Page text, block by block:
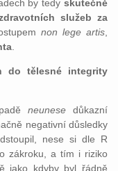
by tedy skutečně
služeb za
non lege artis
do tělesné integrity
neunesedůkazní
negativní důsledky
nese si dle R
zákroku, a tím i riziko
jako kdyby byl řádně